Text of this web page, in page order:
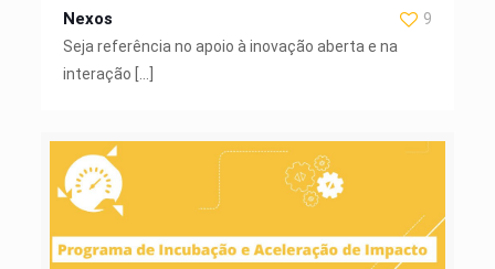
Nexos
9
Seja referência no apoio à inovação aberta e na
interação